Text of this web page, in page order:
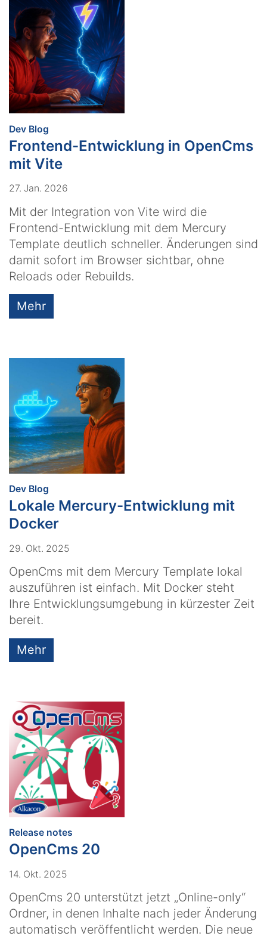
Dev Blog
Frontend-Entwicklung in OpenCms
mit Vite
27. Jan. 2026
Mit der Integration von Vite wird die
Frontend-Entwicklung mit dem Mercury
Template deutlich schneller. Änderungen sind
damit sofort im Browser sichtbar, ohne
Reloads oder Rebuilds.
Mehr
Dev Blog
Lokale Mercury-Entwicklung mit
Docker
29. Okt. 2025
OpenCms mit dem Mercury Template lokal
auszuführen ist einfach. Mit Docker steht
Ihre Entwicklungsumgebung in kürzester Zeit
bereit.
Mehr
Release notes
OpenCms 20
14. Okt. 2025
OpenCms 20 unterstützt jetzt „Online-only“
Ordner, in denen Inhalte nach jeder Änderung
automatisch veröffentlicht werden. Die neue